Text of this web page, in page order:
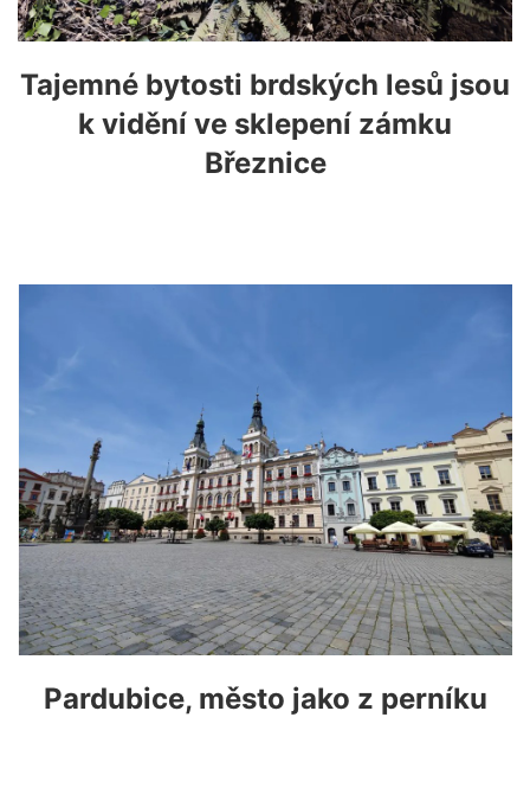
Tajemné bytosti brdských lesů jsou
k vidění ve sklepení zámku
Březnice
Pardubice, město jako z perníku